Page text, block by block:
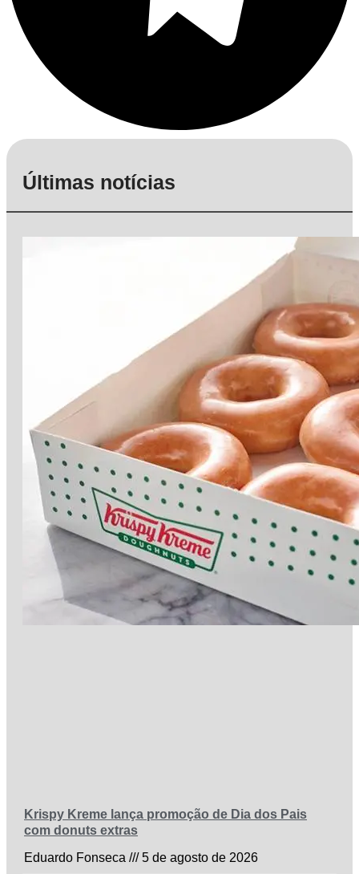
Últimas notícias
Krispy Kreme lança promoção de Dia dos Pais
com donuts extras
Eduardo Fonseca
5 de agosto de 2026